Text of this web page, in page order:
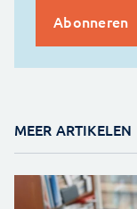
MEER ARTIKELEN